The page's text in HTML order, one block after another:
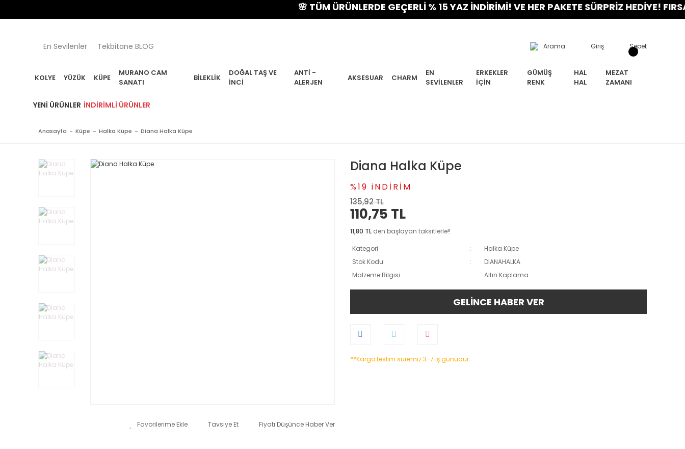
🌸 TÜM ÜRÜNLERDE GEÇERLİ % 15 YAZ İNDİRİMİ! VE HER PAKETE SÜRPRİZ HEDİYE!
En Sevilenler Tekbitane BLOG Arama Giriş Sepet
KOLYE YÜZÜK KÜPE
MURANO CAM
SANATI
BILEKLIK
DOĞAL TAŞ VE
İNCI
ANTI -
ALERJEN
AKSESUAR CHARM
EN
SEVILENLER
ERKEKLER
İÇIN
GÜMÜŞ
RENK
HAL
HAL
MEZAT
ZAMANI
YENI ÜRÜNLER İNDIRIMLI ÜRÜNLER
Anasayfa Küpe Halka Küpe Diana Halka Küpe
Tavsiye Et Fiyatı Düşünce Haber Ver
Diana Halka Küpe
%19 iNDİRİM
135,92 TL
110,75 TL
11,80 TL den başlayan taksitlerle!!
Kategori
Halka Küpe
Stok Kodu
DIANAHALKA
Malzeme Bilgisi
Altın Kaplama
GELİNCE HABER VER
**Kargo teslim süremiz 3-7 iş günüdür.